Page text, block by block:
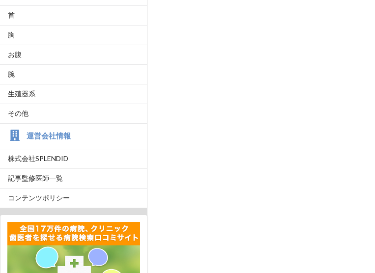
首
胸
お腹
腕
生殖器系
その他
運営会社情報
株式会社SPLENDID
記事監修医師一覧
コンテンツポリシー